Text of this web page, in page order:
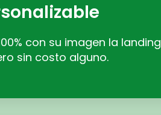
con su imagen la landing
sin costo alguno.